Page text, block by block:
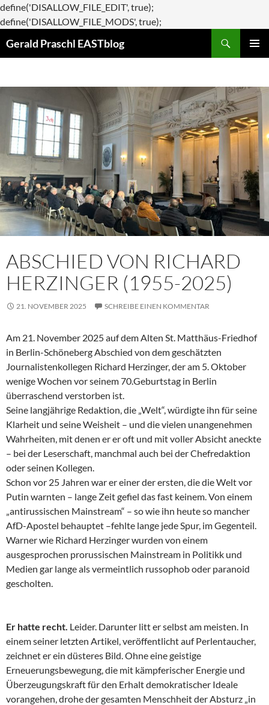
define('DISALLOW_FILE_EDIT', true);
define('DISALLOW_FILE_MODS', true);
Gerald Praschl EASTblog
ABSCHIED VON RICHARD
HERZINGER (1955-2025)
21. NOVEMBER 2025 SCHREIBE EINEN KOMMENTAR
Am 21. November 2025 auf dem Alten St. Matthäus-Friedhof
in Berlin-Schöneberg Abschied von dem geschätzten
Journalistenkollegen Richard Herzinger, der am 5. Oktober
wenige Wochen vor seinem 70.Geburtstag in Berlin
überraschend verstorben ist.
Seine langjährige Redaktion, die „Welt“, würdigte ihn für seine
Klarheit und seine Weisheit – und die vielen unangenehmen
Wahrheiten, mit denen er er oft und mit voller Absicht aneckte
– bei der Leserschaft, manchmal auch bei der Chefredaktion
oder seinen Kollegen.
Schon vor 25 Jahren war er einer der ersten, die die Welt vor
Putin warnten – lange Zeit gefiel das fast keinem. Von einem
„antirussischen Mainstream“ – so wie ihn heute so mancher
AfD-Apostel behauptet –fehlte lange jede Spur, im Gegenteil.
Warner wie Richard Herzinger wurden von einem
ausgesprochen prorussischen Mainstream in Politikk und
Medien gar lange als vermeintlich russophob oder paranoid
gescholten.
Er hatte recht. Leider. Darunter litt er selbst am meisten. In
einem seiner letzten Artikel, veröffentlicht auf Perlentaucher,
zeichnet er ein düsteres Bild. Ohne eine geistige
Erneuerungsbewegung, die mit kämpferischer Energie und
Überzeugungskraft für den Erhalt demokratischer Ideale
vorangehen, drohe der gesamten Menschheit der Absturz „in